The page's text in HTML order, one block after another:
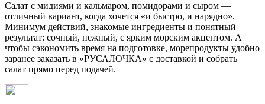
Салат с мидиями и кальмаром, помидорами и сыром —
отличный вариант, когда хочется «и быстро, и нарядно».
Минимум действий, знакомые ингредиенты и понятный
результат: сочный, нежный, с ярким морским акцентом. А
чтобы сэкономить время на подготовке, морепродукты удобно
заранее заказать в «РУСАЛОЧКА» с доставкой и собрать
салат прямо перед подачей.